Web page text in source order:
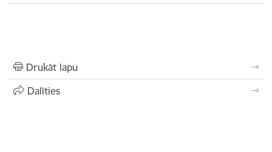
Drukāt lapu
Dalīties